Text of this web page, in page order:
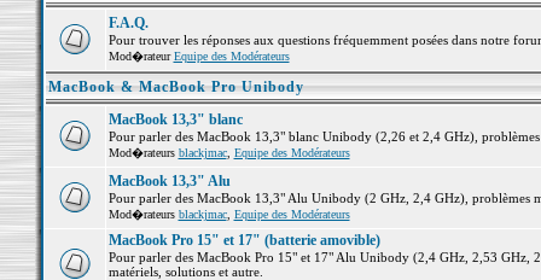
F.A.Q.
Pour trouver les réponses aux questions fréquemment posées dans notre
Mod�rateurEquipe des Modérateurs
MacBook & MacBook Pro Unibody
MacBook 13,3" blanc
Pour parler des MacBook 13,3" blanc Unibody (2,26 et 2,4 GHz),
Mod�rateurs blackjmac, Equipe des Modérateurs
MacBook 13,3" Alu
Pour parler des MacBook 13,3" Alu Unibody (2 GHz, 2,4 GHz), problèmes
Mod�rateurs blackjmac, Equipe des Modérateurs
MacBook Pro 15" et 17" (batterie amovible)
Pour parler des MacBook Pro 15" et 17" Alu Unibody (2,4 GHz, 2,53 GHz,
matériels, solutions et autre.